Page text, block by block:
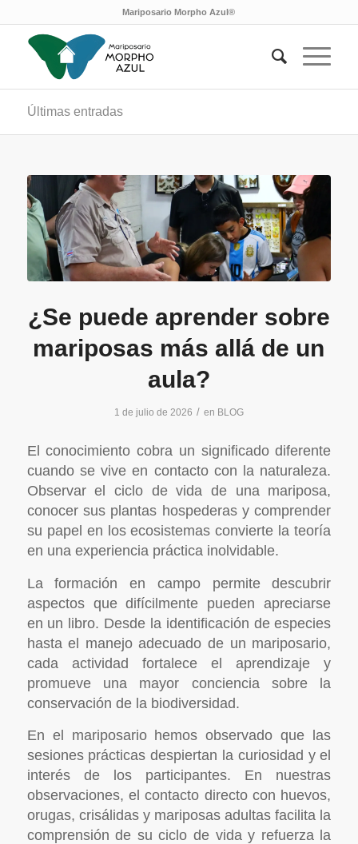
Mariposario Morpho Azul®
Últimas entradas
¿Se puede aprender sobre
mariposas más allá de un
aula?
1 de julio de 2026 / en BLOG
El conocimiento cobra un significado diferente
cuando se vive en contacto con la naturaleza.
Observar el ciclo de vida de una mariposa,
conocer sus plantas hospederas y comprender
su papel en los ecosistemas convierte la teoría
en una experiencia práctica inolvidable.
La formación en campo permite descubrir
aspectos que difícilmente pueden apreciarse
en un libro. Desde la identificación de especies
hasta el manejo adecuado de un mariposario,
cada actividad fortalece el aprendizaje y
promueve una mayor conciencia sobre la
conservación de la biodiversidad.
En el mariposario hemos observado que las
sesiones prácticas despiertan la curiosidad y el
interés de los participantes. En nuestras
observaciones, el contacto directo con huevos,
orugas, crisálidas y mariposas adultas facilita la
comprensión de su ciclo de vida y refuerza la